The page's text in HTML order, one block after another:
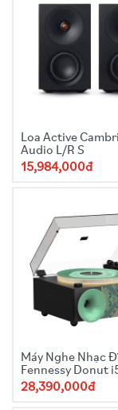
Loa Active
Audio L/R S
15,984,000đ
Máy Nghe Nhạc
Fennessy Donut
28,390,000đ